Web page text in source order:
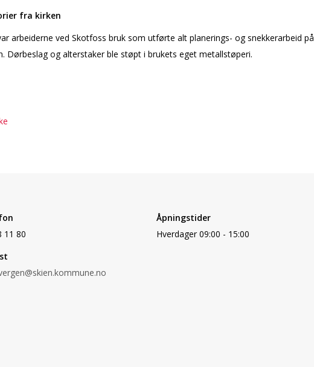
fra kirken
arbeiderne ved Skotfoss bruk som utførte alt planerings- og snekkerarbeid på
Dørbeslag og alterstaker ble støpt i brukets eget metallstøperi.
11 80
Åpningstider
Hverdager 09:00 - 15:00